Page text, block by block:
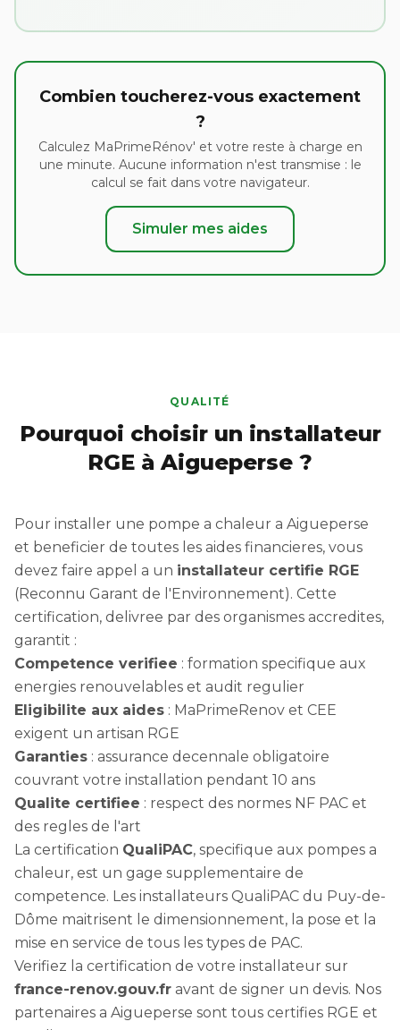
Combien toucherez-vous exactement
?
Calculez MaPrimeRénov' et votre reste à charge en
une minute. Aucune information n'est transmise : le
calcul se fait dans votre navigateur.
Simuler mes aides
QUALITÉ
Pourquoi choisir un installateur
RGE à Aigueperse ?
Pour installer une pompe a chaleur a Aigueperse
et beneficier de toutes les aides financieres, vous
devez faire appel a un installateur certifie RGE
(Reconnu Garant de l'Environnement). Cette
certification, delivree par des organismes accredites,
garantit :
Competence verifiee : formation specifique aux
energies renouvelables et audit regulier
Eligibilite aux aides : MaPrimeRenov et CEE
exigent un artisan RGE
Garanties : assurance decennale obligatoire
couvrant votre installation pendant 10 ans
Qualite certifiee : respect des normes NF PAC et
des regles de l'art
La certification QualiPAC, specifique aux pompes a
chaleur, est un gage supplementaire de
competence. Les installateurs QualiPAC du Puy-de-
Dôme maitrisent le dimensionnement, la pose et la
mise en service de tous les types de PAC.
Verifiez la certification de votre installateur sur
france-renov.gouv.fr avant de signer un devis. Nos
partenaires a Aigueperse sont tous certifies RGE et